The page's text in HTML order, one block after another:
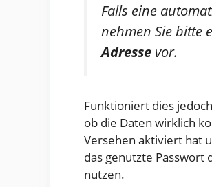
Falls eine
nehmen Sie bitte
Adresse vor.
Funktioniert dies
ob die Daten wirklich
Versehen aktiviert hat
das genutzte Passwort
nutzen.